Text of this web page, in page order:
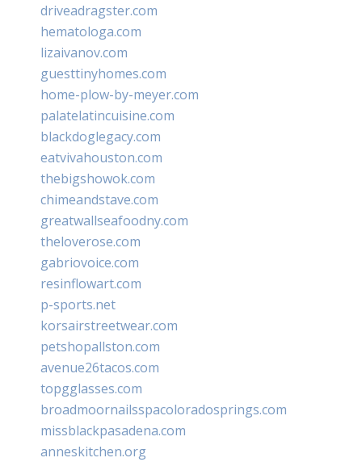
driveadragster.com
hematologa.com
lizaivanov.com
guesttinyhomes.com
home-plow-by-meyer.com
palatelatincuisine.com
blackdoglegacy.com
eatvivahouston.com
thebigshowok.com
chimeandstave.com
greatwallseafoodny.com
theloverose.com
gabriovoice.com
resinflowart.com
p-sports.net
korsairstreetwear.com
petshopallston.com
avenue26tacos.com
topgglasses.com
broadmoornailsspacoloradosprings.com
missblackpasadena.com
anneskitchen.org